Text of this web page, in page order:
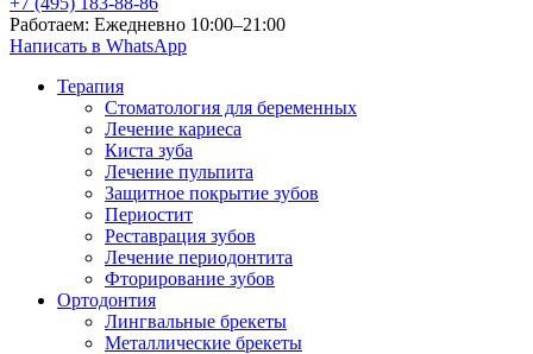
Работаем: Ежедневно 10:00–21:00
Написать в WhatsApp
Терапия
Стоматология для беременных
Лечение кариеса
Киста зуба
Лечение пульпита
Защитное покрытие зубов
Периостит
Реставрация зубов
Лечение периодонтита
Фторирование зубов
Ортодонтия
Лингвальные брекеты
Металлические брекеты